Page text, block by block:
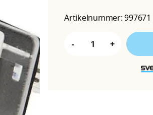
Artikelnummer:997671
- +